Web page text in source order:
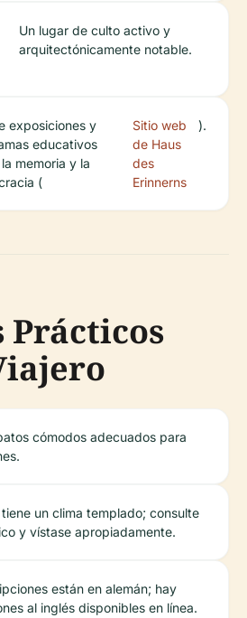
Un lugar de culto activo y
arquitectónicamente notable.
exposiciones y
educativos
memoria y la
(
Sitio web
de Haus
des
Erinnerns
).
Prácticos
cómodos adecuados para
un clima templado; consulte
y vístase apropiadamente.
están en alemán; hay
al inglés disponibles en línea.